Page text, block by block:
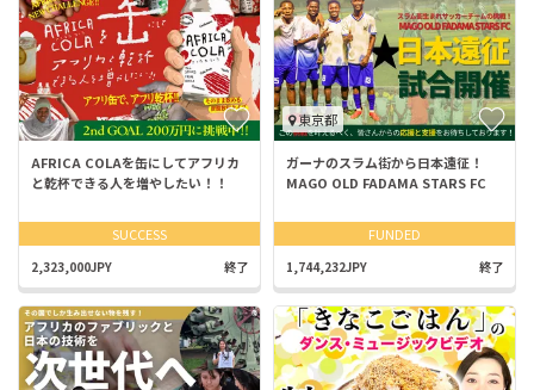
AFRICA COLAを缶にしてアフリカ
と乾杯できる人を増やしたい！！
SUCCESS
2,323,000JPY 終了
東京都
ガーナのスラム街から日本遠征！
MAGO OLD FADAMA STARS FC
FUNDED
1,744,232JPY 終了